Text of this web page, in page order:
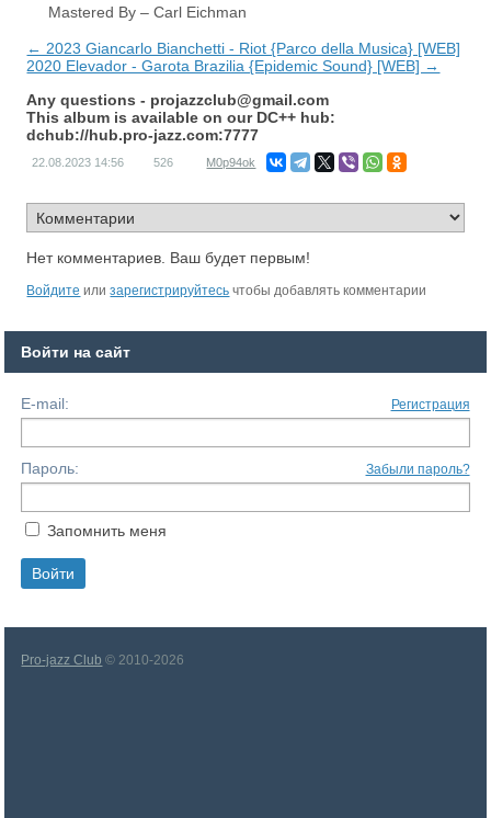
Mastered By – Carl Eichman
← 2023 Giancarlo Bianchetti - Riot {Parco della Musica} [WEB]
2020 Elevador - Garota Brazilia {Epidemic Sound} [WEB] →
Any questions - projazzclub@gmail.com
This album is available on our DC++ hub:
dchub://hub.pro-jazz.com:7777
22.08.2023 14:56 526 M0p94ok
Нет комментариев. Ваш будет первым!
Войдите илизарегистрируйтесь чтобы добавлять комментарии
Войти на сайт
E-mail: Регистрация
Пароль: Забыли пароль?
Запомнить меня
Pro-jazz Club © 2010-2026